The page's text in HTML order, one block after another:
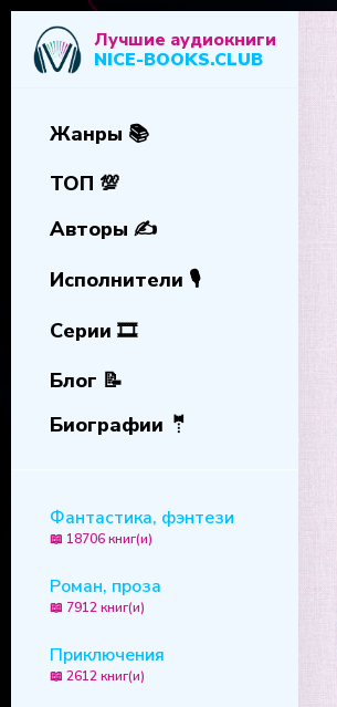
Лучшие аудиокниги
NICE-BOOKS.CLUB
Жанры 📚
ТОП 💯
Авторы ✍️
Исполнители 🎙️
Серии 🎞️
Блог 📝
Биографии 🤵
Фантастика, фэнтези
📖 18706 книг(и)
Роман, проза
📖 7912 книг(и)
Приключения
📖 2612 книг(и)